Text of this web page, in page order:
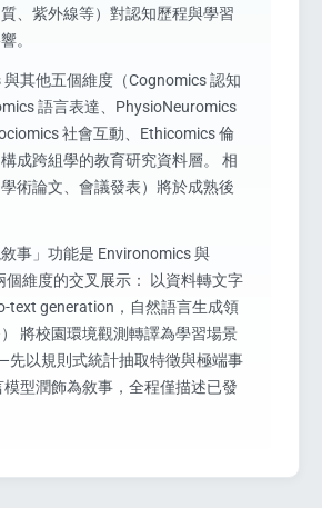
、紫外線等）對認知歷程與學習
。
與其他五個維度（Cognomics 認知
語言表達、PhysioNeuromics
社會互動、Ethicomics 倫
成跨組學的教育研究資料層。 相
術論文、會議發表）將於成熟後
事」功能是 Environomics 與
個維度的交叉展示： 以資料轉文字
text generation，自然語言生成領
將校園環境觀測轉譯為學習場景
先以規則式統計抽取特徵與極端事
型潤飾為敘事，全程僅描述已發